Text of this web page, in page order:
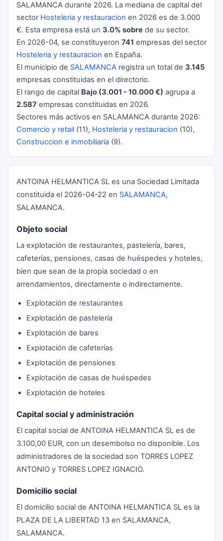
SALAMANCA durante 2026. La mediana de capital del
sector Hosteleria y restauracion en 2026 es de 3.000
€. Esta empresa está un 3.0% sobre de su sector.
En 2026-04, se constituyeron 741 empresas del sector
Hosteleria y restauracion en España.
El municipio de SALAMANCA registra un total de 3.145
empresas constituidas en el directorio.
El rango de capital Bajo (3.001 - 10.000 €) agrupa a
2.587 empresas constituidas en 2026.
Sectores más activos en SALAMANCA durante 2026:
Comercio y retail (11), Hosteleria y restauracion (10),
Construccion e inmobiliaria (9).
ANTOINA HELMANTICA SL es una Sociedad Limitada
constituida el 2026-04-22 en SALAMANCA,
SALAMANCA.
Objeto social
La explotación de restaurantes, pastelería, bares,
cafeterías, pensiones, casas de huéspedes y hoteles,
bien que sean de la propia sociedad o en
arrendamientos, directamente o indirectamente.
Explotación de restaurantes
Explotación de pastelería
Explotación de bares
Explotación de cafeterías
Explotación de pensiones
Explotación de casas de huéspedes
Explotación de hoteles
Capital social y administración
El capital social de ANTOINA HELMANTICA SL es de
3.100,00 EUR, con un desembolso no disponible. Los
administradores de la sociedad son TORRES LOPEZ
ANTONIO y TORRES LOPEZ IGNACIO.
Domicilio social
El domicilio social de ANTOINA HELMANTICA SL es la
PLAZA DE LA LIBERTAD 13 en SALAMANCA,
SALAMANCA.